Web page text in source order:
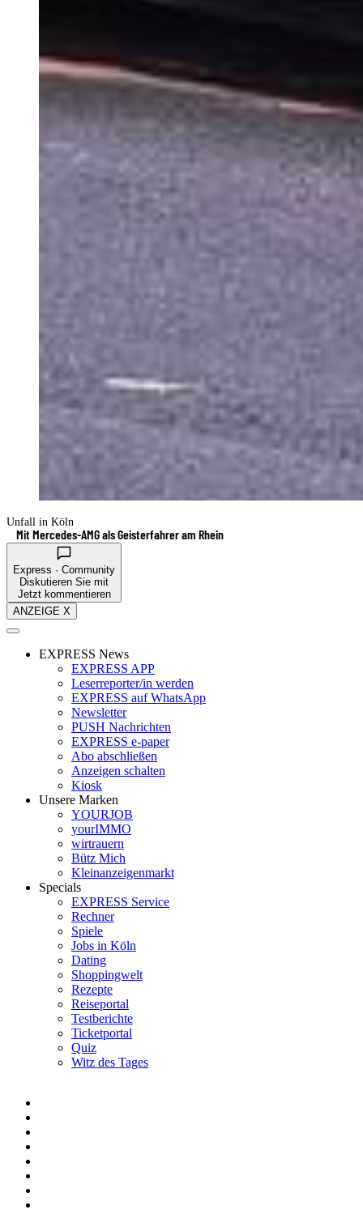
Unfall in Köln
Mit Mercedes-AMG als Geisterfahrer am Rhein
Express · Community
Diskutieren Sie mit
Jetzt kommentieren
ANZEIGE X
EXPRESS News
EXPRESS APP
Leserreporter/in werden
EXPRESS auf WhatsApp
Newsletter
PUSH Nachrichten
EXPRESS e-paper
Abo abschließen
Anzeigen schalten
Kiosk
Unsere Marken
YOURJOB
yourIMMO
wirtrauern
Bütz Mich
Kleinanzeigenmarkt
Specials
EXPRESS Service
Rechner
Spiele
Jobs in Köln
Dating
Shoppingwelt
Rezepte
Reiseportal
Testberichte
Ticketportal
Quiz
Witz des Tages